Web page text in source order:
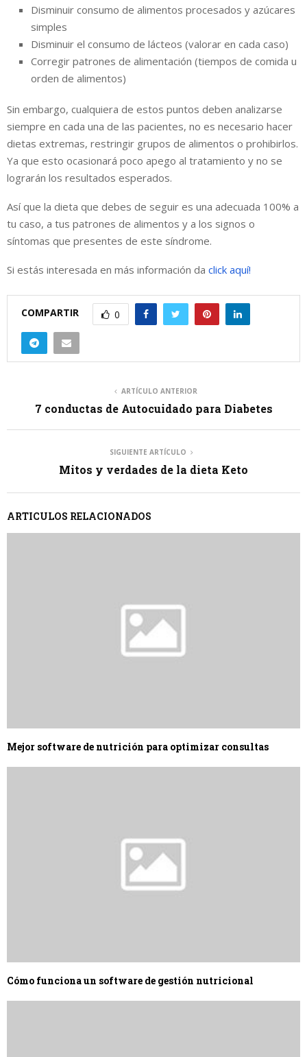
Disminuir consumo de alimentos procesados y azúcares
simples
Disminuir el consumo de lácteos (valorar en cada caso)
Corregir patrones de alimentación (tiempos de comida u
orden de alimentos)
Sin embargo, cualquiera de estos puntos deben analizarse
siempre en cada una de las pacientes, no es necesario hacer
dietas extremas, restringir grupos de alimentos o prohibirlos.
Ya que esto ocasionará poco apego al tratamiento y no se
lograrán los resultados esperados.
Así que la dieta que debes de seguir es una adecuada 100% a
tu caso, a tus patrones de alimentos y a los signos o
síntomas que presentes de este síndrome.
Si estás interesada en más información da click aquí!
COMPARTIR 0
ARTÍCULO ANTERIOR
7 conductas de Autocuidado para Diabetes
SIGUIENTE ARTÍCULO
Mitos y verdades de la dieta Keto
ARTICULOS RELACIONADOS
Mejor software de nutrición para optimizar consultas
Cómo funciona un software de gestión nutricional